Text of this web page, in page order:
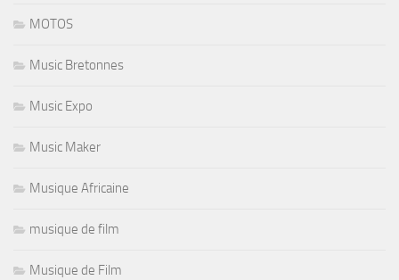
MOTOS
Music Bretonnes
Music Expo
Music Maker
Musique Africaine
musique de film
Musique de Film